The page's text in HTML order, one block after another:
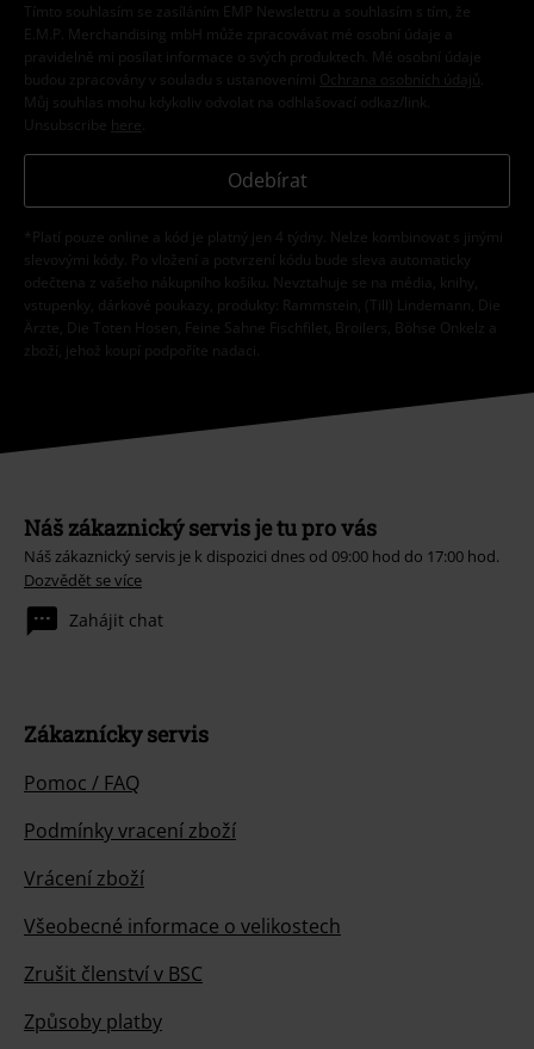
Tímto souhlasím se zasíláním EMP Newslettru a souhlasím s tím, že
E.M.P. Merchandising mbH může zpracovávat mé osobní údaje a
pravidelně mi posílat informace o svých produktech. Mé osobní údaje
budou zpracovány v souladu s ustanoveními
Ochrana osobních údajů
Můj souhlas mohu kdykoliv odvolat na odhlašovací odkaz/link.
Unsubscribe here
Odebírat
*Platí pouze online a kód je platný jen 4 týdny. Nelze kombinovat s jinými
slevovými kódy. Po vložení a potvrzení kódu bude sleva automaticky
odečtena z vašeho nákupního košíku. Nevztahuje se na média, knihy,
vstupenky, dárkové poukazy, produkty: Rammstein, (Till) Lindemann, Die
Ärzte, Die Toten Hosen, Feine Sahne Fischfilet, Broilers, Böhse Onkelz a
zboží, jehož koupí podpoříte nadaci.
Náš zákaznický servis je tu pro vás
Náš zákaznický servis je k dispozici dnes od 09:00 hod do 17:00 hod.
Dozvědět se více
Zahájit chat
Zákaznícky servis
Pomoc / FAQ
Podmínky vracení zboží
Vrácení zboží
Všeobecné informace o velikostech
Zrušit členství v BSC
Způsoby platby